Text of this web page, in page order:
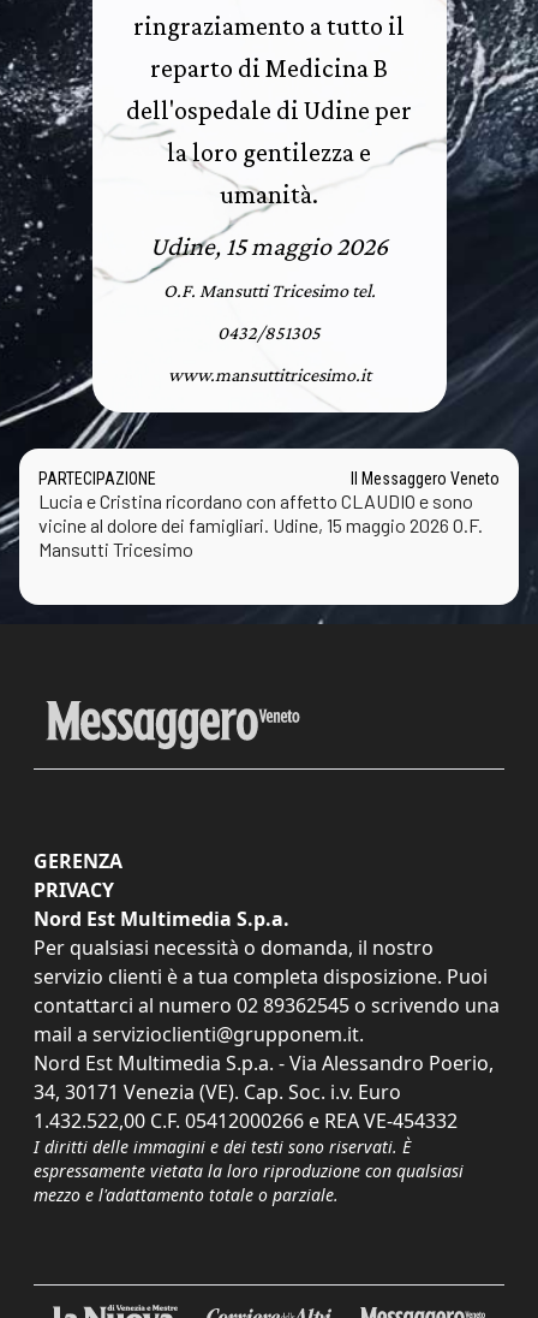
ringraziamento a tutto il
reparto di Medicina B
dell'ospedale di Udine per
la loro gentilezza e
umanità.
Udine, 15 maggio 2026
O.F. Mansutti Tricesimo tel.
0432/851305
www.mansuttitricesimo.it
PARTECIPAZIONE Il Messaggero Veneto
Lucia e Cristina ricordano con affetto CLAUDIO e sono
vicine al dolore dei famigliari. Udine, 15 maggio 2026 O.F.
Mansutti Tricesimo
GERENZA
PRIVACY
Nord Est Multimedia S.p.a.
Per qualsiasi necessità o domanda, il nostro
servizio clienti è a tua completa disposizione. Puoi
contattarci al numero 02 89362545 o scrivendo una
mail a servizioclienti@grupponem.it.
Nord Est Multimedia S.p.a. - Via Alessandro Poerio,
34, 30171 Venezia (VE). Cap. Soc. i.v. Euro
1.432.522,00 C.F. 05412000266 e REA VE-454332
I diritti delle immagini e dei testi sono riservati. È
espressamente vietata la loro riproduzione con qualsiasi
mezzo e l'adattamento totale o parziale.